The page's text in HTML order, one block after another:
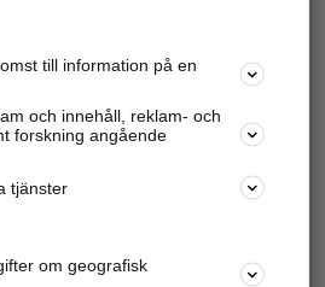
platser.
företagsinfo mm.
Marknadsför företaget
Kom igång och annonsera mot
till information på en
och innehåll, reklam- och
forskning angående
tjänster
om geografisk